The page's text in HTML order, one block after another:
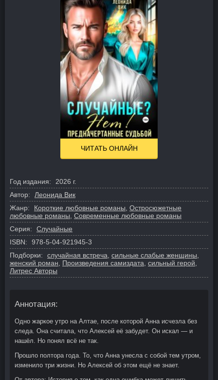
ЧИТАТЬ ОНЛАЙН
Год издания:
2026 г.
Автор:
Леонида Вик
Жанр:
Короткие любовные романы Остросюжетные
любовные романы Современные любовные романы
Серия:
Случайные
ISBN:
978-5-04-921945-3
Подборки:
случайная встреча сильные слабые женщины
женский роман
Произведения самиздата сильный герой
Литрес Авторы
Аннотация:
Одно жаркое утро на Алтае, после которой Анна исчезла без
следа. Она считала, что Алексей её забудет. Он искал — и
нашёл. Но понял всё не так.
Прошло полтора года. То, что Анна унесла с собой тем утром,
изменило три жизни. Но Алексей об этом ещё не знает.